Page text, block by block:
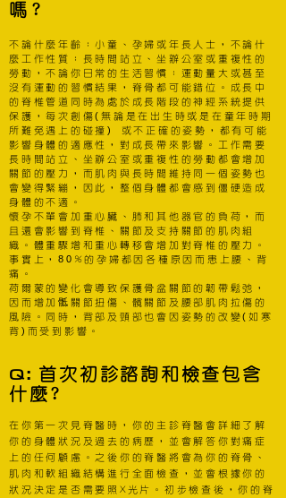
嗎?
不論什麼年齡：小童、孕婦或年長人士，不論什
麼工作性質：長時間站立、坐辦公室或重複性的
勞動，不論你日常的生活習慣：運動量大或甚至
沒有運動的習慣結果，脊骨都可能錯位。成長中
的脊椎管道同時為處於成長階段的神經系統提供
保護，每次創傷( 無論是在出生時或是在童年時期
所難免遇上的碰撞 )
或不正確的姿勢，都有可能
影響身體的適應性，對成長帶來影響。工作需要
長時間站立、坐辦公室或重複性的勞動都會增加
關節的壓力，而肌肉與長時間維持同一個姿勢也
會變得緊繃，因此，整個身體都會感到僵硬造成
身體的不適。
懷孕不單會加重心臟、肺和其他器官的負荷，而
且還會影響到脊椎、關節及支持關節的肌肉組
織。體重驟增和重心轉移會增加對脊椎的壓力。
事實上， 80 %的孕婦都因各種原因而患上腰、背
痛。
荷爾蒙的變化會導致保護骨盆關節的韌帶鬆弛，
因而增加骶關節扭傷、髖關節及腰部肌肉拉傷的
風險。同時，背部及頸部也會因姿勢的改變( 如寒
背 ) 而受到影響。
Q: 首次初診諮詢和檢查包含
什麼?
在你第一次見脊醫時，你的主診脊醫會詳細了解
你的身體狀況及過去的病歷，並會解答你對痛症
上的任何顧慮。之後你的脊醫將會為你的脊骨、
肌肉和軟組織結構進行全面檢查，並會根據你的
狀況決定是否需要照X光片。初步檢查後，你的脊